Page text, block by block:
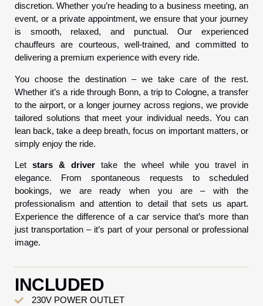
discretion. Whether you’re heading to a business meeting, an
event, or a private appointment, we ensure that your journey
is smooth, relaxed, and punctual. Our experienced
chauffeurs are courteous, well-trained, and committed to
delivering a premium experience with every ride.
You choose the destination – we take care of the rest.
Whether it’s a ride through Bonn, a trip to Cologne, a transfer
to the airport, or a longer journey across regions, we provide
tailored solutions that meet your individual needs. You can
lean back, take a deep breath, focus on important matters, or
simply enjoy the ride.
Letstars & driver take the wheel while you travel in
elegance. From spontaneous requests to scheduled
bookings, we are ready when you are – with the
professionalism and attention to detail that sets us apart.
Experience the difference of a car service that’s more than
just transportation – it’s part of your personal or professional
image.
INCLUDED
230V POWER OUTLET